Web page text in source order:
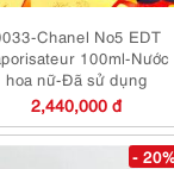
Chanel No5 EDT
100ml-Nước
hoa nữ-Đã sử dụng
2,440,000 đ
-